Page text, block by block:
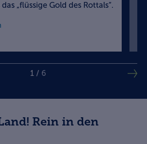
„flüssige Gold des Rottals“.
1 / 6
Rein in den